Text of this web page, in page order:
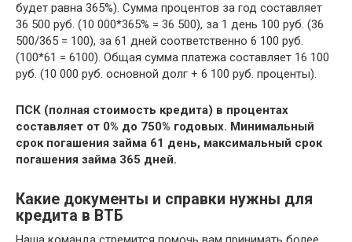
будет равна 365%). Сумма процентов за год составляет
36 500 руб. (10 000*365% = 36 500), за 1 день 100 руб. (36
500/365 = 100), за 61 дней соответственно 6 100 руб.
(100*61 = 6100). Общая сумма платежа составляет 16 100
руб. (10 000 руб. основной долг + 6 100 руб. проценты).
ПСК (полная стоимость кредита) в процентах
составляет от 0% до 750% годовых. Минимальный
срок погашения займа 61 день, максимальный срок
погашения займа 365 дней.
Какие документы и справки нужны для
кредита в ВТБ